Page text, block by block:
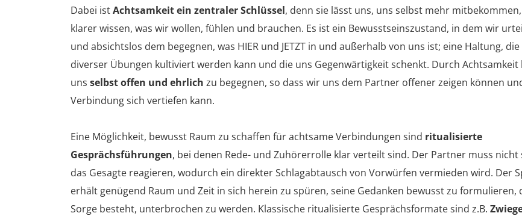
Dabei istAchtsamkeit ein zentraler Schlüssel, denn sie lässt uns, uns selbst mehr
klarer wissen, was wir wollen, fühlen und brauchen. Es ist ein Bewusstseinszustand, in dem wir
und absichtslos dem begegnen, was HIER und JETZT in und außerhalb von uns ist; eine Haltung,
diverser Übungen kultiviert werden kann und die uns Gegenwärtigkeit schenkt. Durch Achtsamkeit
uns selbst offen und ehrlich zu begegnen, so dass wir uns dem Partner offener zeigen können
Verbindung sich vertiefen kann.
Eine Möglichkeit, bewusst Raum zu schaffen für achtsame Verbindungen sind ritualisierte
Gesprächsführungen, bei denen Rede- und Zuhörerrolle klar verteilt sind. Der Partner muss
das Gesagte reagieren, wodurch ein direkter Schlagabtausch von Vorwürfen vermieden wird. Der
erhält genügend Raum und Zeit in sich herein zu spüren, seine Gedanken bewusst zu formulieren,
Sorge besteht, unterbrochen zu werden. Klassische ritualisierte Gesprächsformate sind z.B.